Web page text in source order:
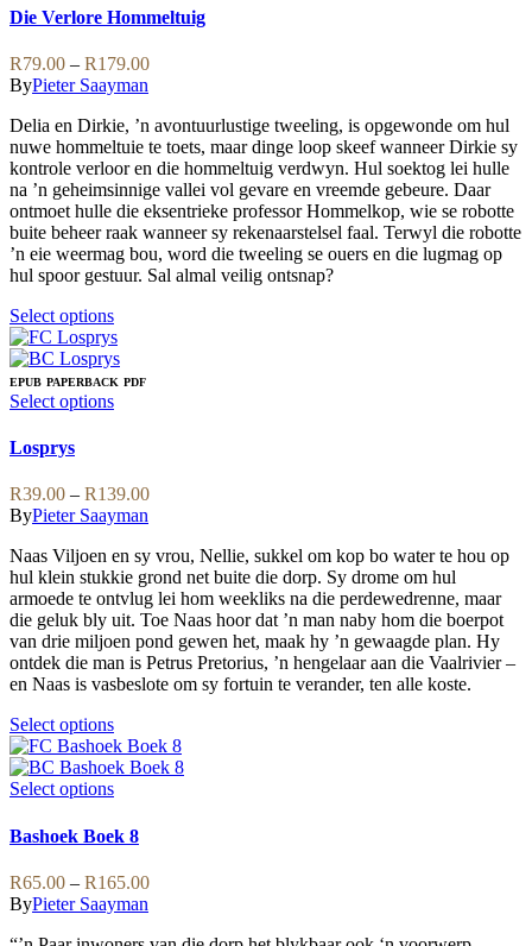
has
multiple
variants.
The
options
may
be
chosen
on
the
product
page
Die Verlore Hommeltuig
R79.00 – R179.00Price
through
R179.00
ByPieter Saayman
Delia en Dirkie, ’n avontuurlustige tweeling, is opgewonde om hul
nuwe hommeltuie te toets, maar dinge loop skeef wanneer Dirkie sy
kontrole verloor en die hommeltuig verdwyn. Hul soektog lei hulle
na ’n geheimsinnige vallei vol gevare en vreemde gebeure. Daar
ontmoet hulle die eksentrieke professor Hommelkop, wie se robotte
buite beheer raak wanneer sy rekenaarstelsel faal. Terwyl die robotte
’n eie weermag bou, word die tweeling se ouers en die lugmag op
hul spoor gestuur. Sal almal veilig ontsnap?
Select optionsThis
product
has
multiple
variants.
be
chosen
on
the
product
page
EPUB PAPERBACK PDF
Select optionsThis
variants.
The
options
may
be
chosen
on
the
product
page
Losprys
R39.00 – R139.00Price
through
R139.00
ByPieter Saayman
Naas Viljoen en sy vrou, Nellie, sukkel om kop bo water te hou op
hul klein stukkie grond net buite die dorp. Sy drome om hul
armoede te ontvlug lei hom weekliks na die perdewedrenne, maar
die geluk bly uit. Toe Naas hoor dat ’n man naby hom die boerpot
van drie miljoen pond gewen het, maak hy ’n gewaagde plan. Hy
ontdek die man is Petrus Pretorius, ’n hengelaar aan die Vaalrivier –
en Naas is vasbeslote om sy fortuin te verander, ten alle koste.
Select optionsThis
product
has
multiple
The
options
may
be
chosen
on
Select optionsThis
has
multiple
variants.
The
options
may
Bashoek Boek 8
R65.00 – R165.00Price
ByPieter Saayman